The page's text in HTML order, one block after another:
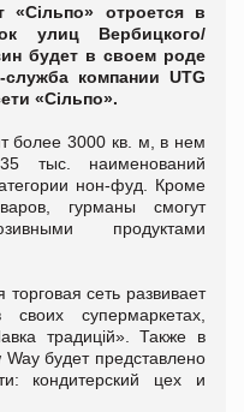
«Сільпо» отроется в
улиц Вербицкого/
будет в своем роде
компании UTG
«Сільпо».
более 3000 кв. м, в нем
тыс. наименований
нон-фуд. Кроме
гурманы смогут
продуктами
сеть развивает
супермаркетах,
традицій». Также в
будет представлено
кондитерский цех и